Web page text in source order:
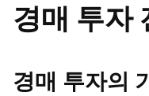
경매 투자
경매 투자의